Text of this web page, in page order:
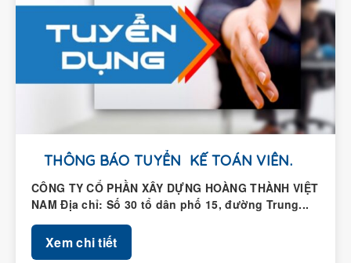
THÔNG BÁO TUYỂN KẾ TOÁN VIÊN.
CÔNG TY CỔ PHẦN XÂY DỰNG HOÀNG THÀNH VIỆT
NAM Địa chỉ: Số 30 tổ dân phố 15, đường Trung...
Xem chi tiết